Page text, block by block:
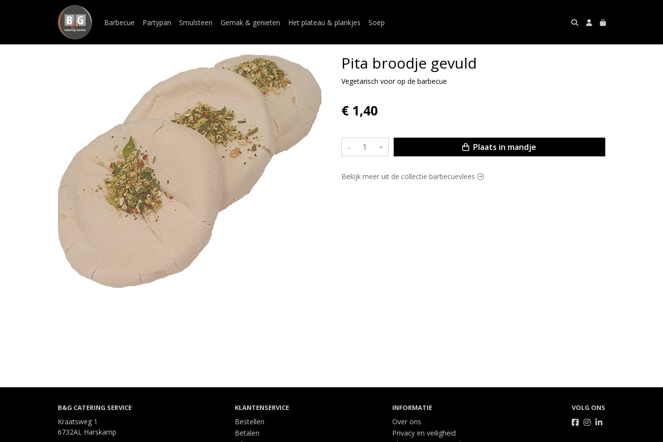
Barbecue Partypan Smulsteen Gemak & genieten Het plateau & plankjes Soep
Pita broodje gevuld
Vegetarisch voor op de barbecue
€ 1,40
– + Plaats in mandje
Bekijk meer uit de collectie barbecuevlees
B&G CATERING SERVICE
Kraatsweg 1
6732AL Harskamp
KLANTENSERVICE
Bestellen
Betalen
INFORMATIE
Over ons
Privacy en veiligheid
VOLG ONS